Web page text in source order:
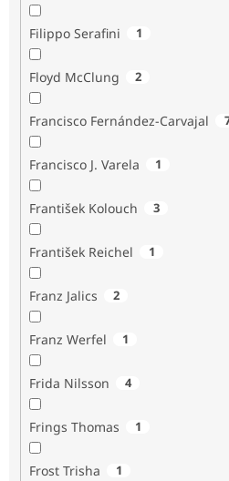
Filippo Serafini 1
Floyd McClung 2
Francisco Fernández-Carvajal
Francisco J. Varela 1
František Kolouch 3
František Reichel 1
Franz Jalics 2
Franz Werfel 1
Frida Nilsson 4
Frings Thomas 1
Frost Trisha 1